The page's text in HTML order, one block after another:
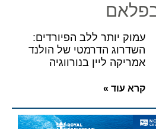
עמוק יותר ללב הפיורדים:
השדרוג הדרמטי של הולנד
אמריקה ליין בנורווגיה
קרא עוד »